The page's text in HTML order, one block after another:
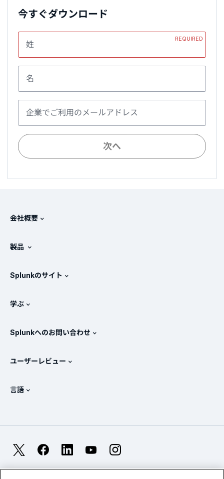
今すぐダウンロード
姓
REQUIRED
名
企業でご利用のメールアドレス
次へ
会社概要
Splunkと他社製品の比較
ニュースルーム
Splunkによる保護
SURGe
製品
価格
すべての製品を見る
Splunkのサイト
トレーニングと認定
Splunkストア
学ぶ
OpenTelemetryの概要
SOCのメトリクス
信頼性メトリクス
Splunkへのお問い合わせ
ユーザーレビュー
言語
Deutsch
Français
한국어
FacebookLinkedIn YouTubeInstagram